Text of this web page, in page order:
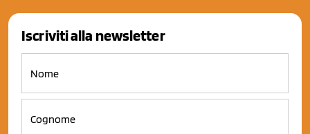
Iscriviti alla newsletter